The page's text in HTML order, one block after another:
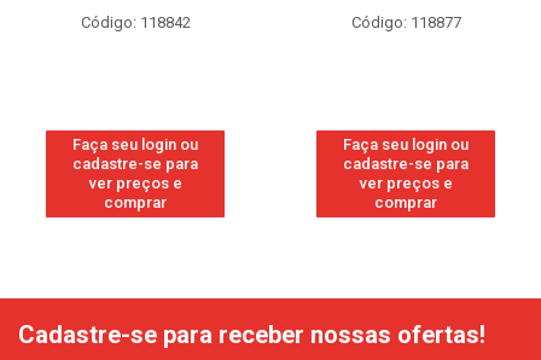
Código: 118877
Faça seu login ou
cadastre-se para
ver preços e
Código: 219800
Faça seu login ou
cadastre-se para
ver preços e
Cadastre-se para receber nossas ofertas!